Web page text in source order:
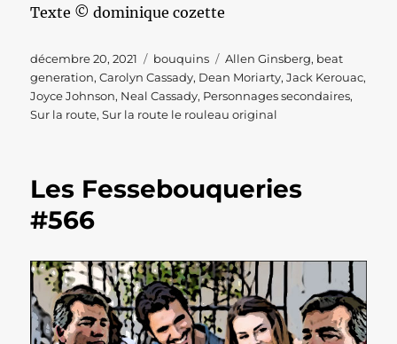
Texte © dominique cozette
Publié
le
décembre 20, 2021 Catégories
bouquins Étiquettes
Allen Ginsberg, beat
generation,Carolyn Cassady, Dean Moriarty,Jack Kerouac,
Joyce Johnson, Neal Cassady, Personnages secondaires,
Sur la route,Sur la route le rouleau original
Les Fessebouqueries
#566